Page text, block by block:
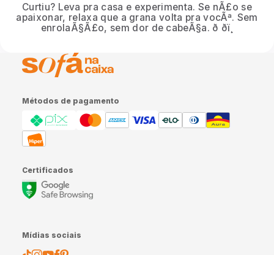
Curtiu? Leva pra casa e experimenta. Se nÃ£o se
apaixonar, relaxa que a grana volta pra vocÃª. Sem
enrolaÃ§Ã£o, sem dor de cabeÃ§a. ð ðï¸
Métodos de pagamento
Certificados
Mídias sociais